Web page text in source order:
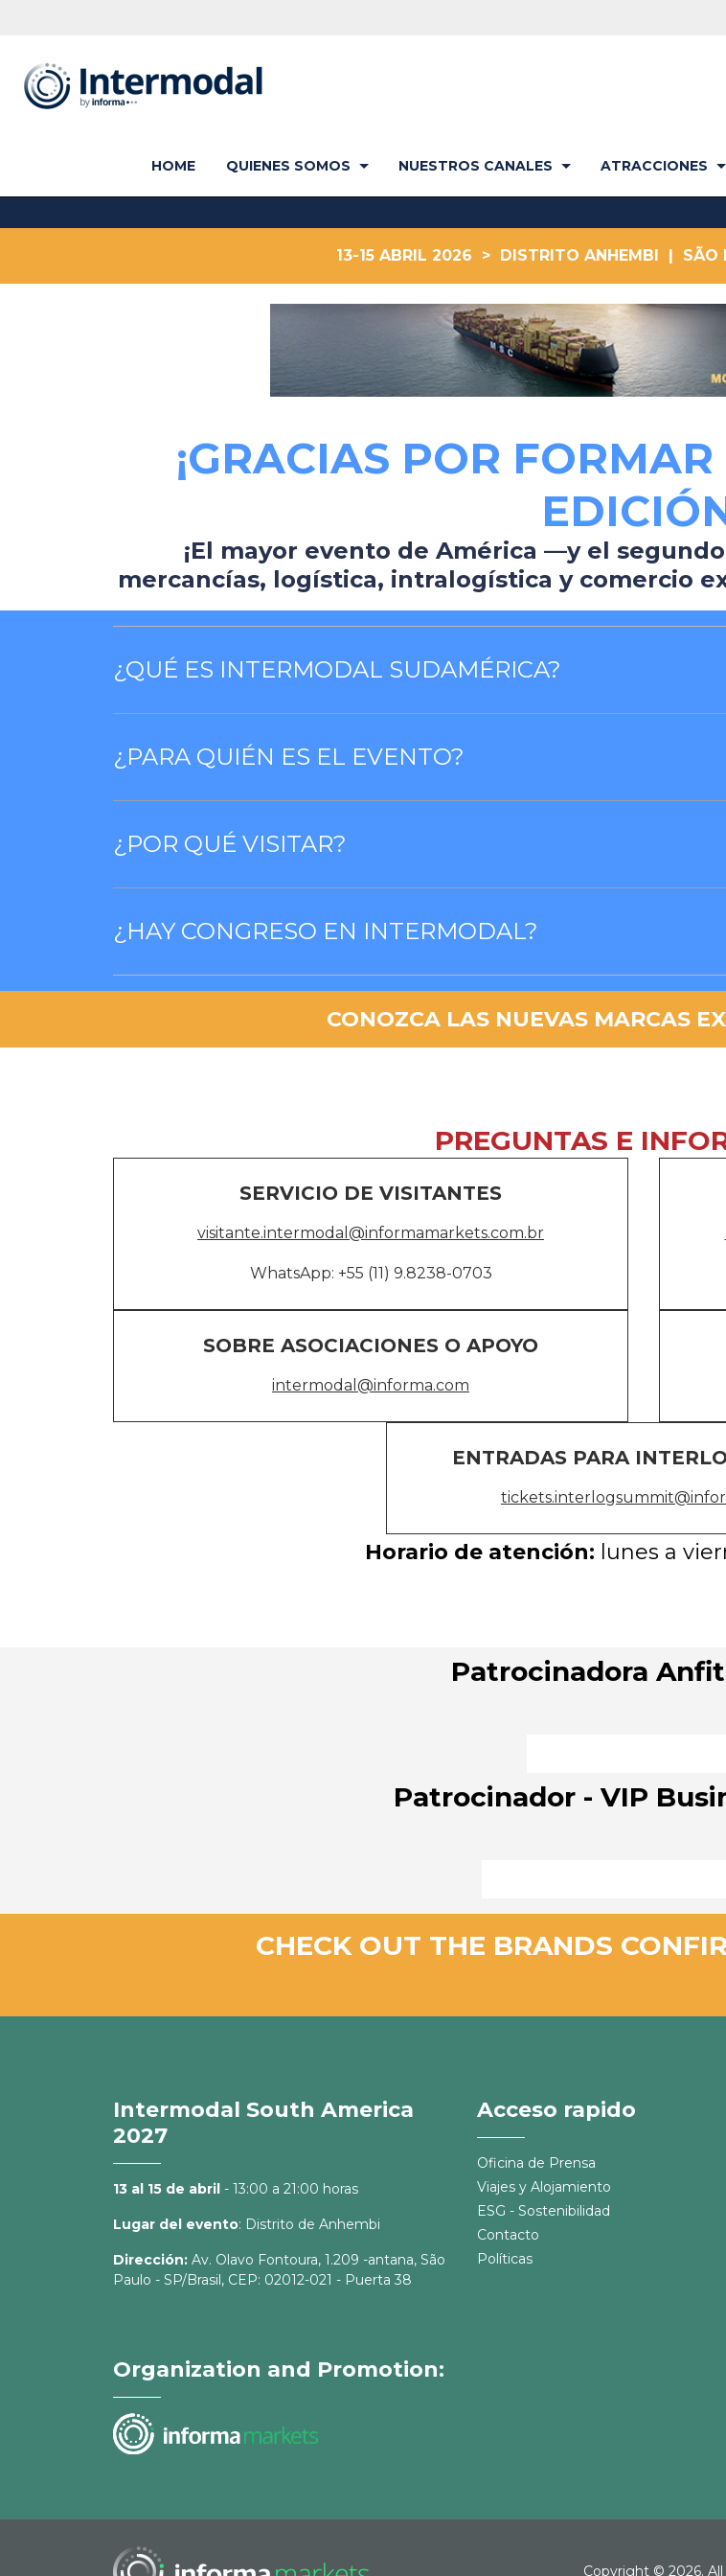
HOME QUIENES SOMOS NUESTROS CANALES ATRACCIONES
13-15 ABRIL 2026 > DISTRITO ANHEMBI |
¡GRACIAS POR
¡El mayor evento de América —y el
mercancías, logística, intralogística y comercio
¿QUÉ ES INTERMODAL SUDAMÉRICA?
¿PARA QUIÉN ES EL EVENTO?
¿POR QUÉ VISITAR?
¿HAY CONGRESO EN INTERMODAL?
CONOZCA LAS NUEVAS MARCAS
PREGUNTAS E
SERVICIO DE VISITANTES
visitante.intermodal@informamarkets.com.br
WhatsApp: +55 (11) 9.8238-0703
SOBRE ASOCIACIONES O APOYO
intermodal@informa.com
ENTRADAS PARA
Horario de atención: lunes a
Patrocinadora
Patrocinador - VIP
CHECK OUT THE BRANDS
Intermodal South America
2027
13 al 15 de abril - 13:00 a 21:00 horas
Lugar del evento: Distrito de Anhembi
Dirección: Av. Olavo Fontoura, 1.209 -antana, São
Paulo - SP/Brasil, CEP: 02012-021 - Puerta 38
Acceso rapido
Oficina de Prensa
Viajes y Alojamiento
ESG - Sostenibilidad
Contacto
Políticas
Organization and Promotion:
Copyright © 2026.